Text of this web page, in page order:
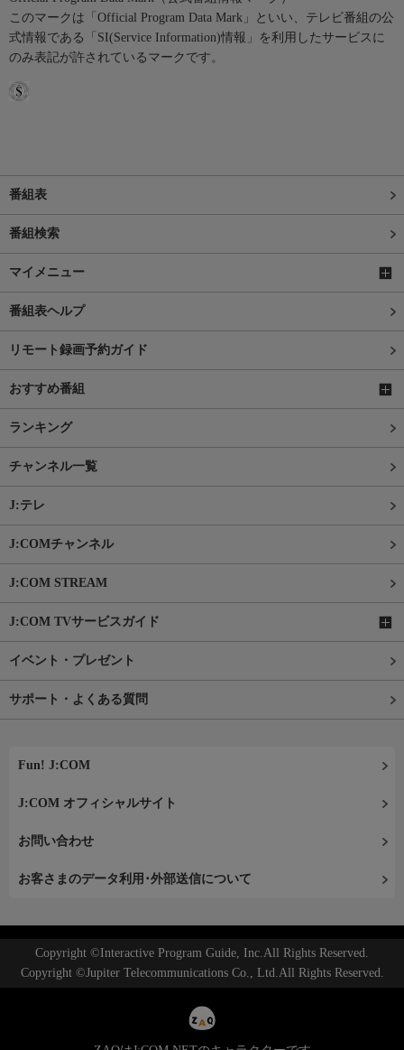
このマークは「Official Program Data Mark」といい、テレビ番組の公
式情報である「SI(Service Information)情報」を利用したサービスに
のみ表記が許されているマークです。
番組表
番組検索
マイメニュー
番組表ヘルプ
リモート録画予約ガイド
おすすめ番組
ランキング
チャンネル一覧
J:テレ
J:COMチャンネル
J:COM STREAM
J:COM TVサービスガイド
イベント・プレゼント
サポート・よくある質問
Fun! J:COM
J:COM オフィシャルサイト
お問い合わせ
お客さまのデータ利用･外部送信について
Copyright ©Interactive Program Guide, Inc.All Rights Reserved.
Copyright ©Jupiter Telecommunications Co., Ltd.All Rights Reserved.